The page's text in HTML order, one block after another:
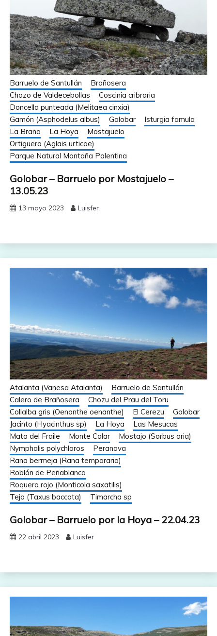
Barruelo de Santullán
Brañosera
Chozo de Valdecebollas
Coscinia cribraria
Doncella punteada (Melitaea cinxia)
Gamón (Asphodelus albus)
Golobar
Isturgia famula
La Braña
La Hoya
Mostajuelo
Ortiguera (Aglais urticae)
Parque Natural Montaña Palentina
Golobar – Barruelo por Mostajuelo –
13.05.23
13 mayo 2023 Luisfer
Atalanta (Vanesa Atalanta)
Barruelo de Santullán
Calero de Brañosera
Chozu del Prau del Toru
Collalba gris (Oenanthe oenanthe)
El Cerezu
Golobar
Jacinto (Hyacinthus sp)
La Hoya
Las Mesucas
Mata del Fraile
Monte Calar
Mostajo (Sorbus aria)
Nymphalis polychloros
Peranava
Rana bermeja (Rana temporaria)
Roblón de Peñablanca
Roquero rojo (Monticola saxatilis)
Tejo (Taxus baccata)
Timarcha sp
Golobar – Barruelo por la Hoya – 22.04.23
22 abril 2023 Luisfer